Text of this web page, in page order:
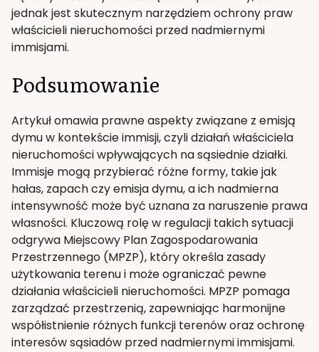
jednak jest skutecznym narzędziem ochrony praw
właścicieli nieruchomości przed nadmiernymi
immisjami.
Podsumowanie
Artykuł omawia prawne aspekty związane z emisją
dymu w kontekście immisji, czyli działań właściciela
nieruchomości wpływających na sąsiednie działki.
Immisje mogą przybierać różne formy, takie jak
hałas, zapach czy emisja dymu, a ich nadmierna
intensywność może być uznana za naruszenie prawa
własności. Kluczową rolę w regulacji takich sytuacji
odgrywa Miejscowy Plan Zagospodarowania
Przestrzennego (MPZP), który określa zasady
użytkowania terenu i może ograniczać pewne
działania właścicieli nieruchomości. MPZP pomaga
zarządzać przestrzenią, zapewniając harmonijne
współistnienie różnych funkcji terenów oraz ochronę
interesów sąsiadów przed nadmiernymi immisjami.